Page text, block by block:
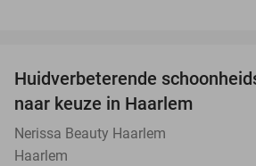
Huidverbeterende
naar keuze in Haarlem
Nerissa Beauty Haarlem
Haarlem